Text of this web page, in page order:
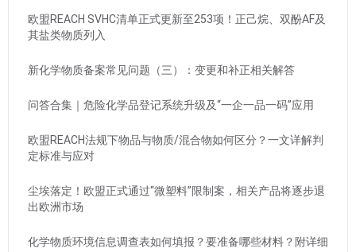
欧盟REACH SVHC清单正式更新至253项！正己烷、双酚AF及
其盐类物质列入
新化学物质备案常见问题（三）：变更和补正相关解答
问答合集｜危险化学品登记系统升级及“一企一品一码”应用
欧盟REACH法规下物品与物质/混合物如何区分？一文详解判
定标准与应对
尘埃落定！欧盟正式通过“微塑料”限制案，相关产品将逐步退
出欧洲市场
化学物质环境信息调查表如何填报？要准备哪些材料？附详细